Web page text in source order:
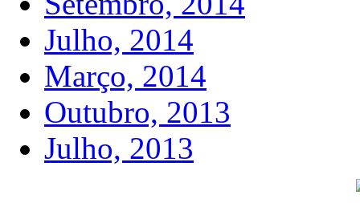
Julho, 2014
Março, 2014
Outubro, 2013
Julho, 2013